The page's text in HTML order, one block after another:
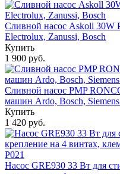
Сливной насос Askoll 30W
Electrolux, Zanussi, Bosch
Купить
1 900 руб.
Сливной насос PMP
машин Ardo, Bosch,
Купить
1 420 руб.
Насос GRE930 33 Вт для